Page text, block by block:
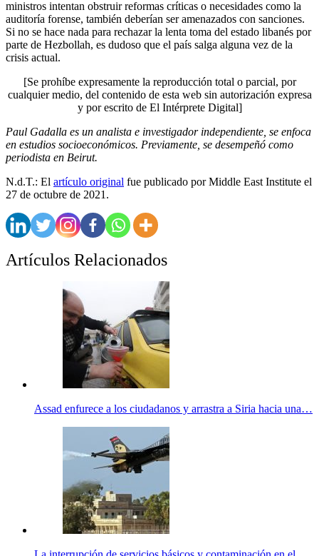
ministros intentan obstruir reformas críticas o necesidades como la
auditoría forense, también deberían ser amenazados con sanciones.
Si no se hace nada para rechazar la lenta toma del estado libanés por
parte de Hezbollah, es dudoso que el país salga alguna vez de la
crisis actual.
[Se prohíbe expresamente la reproducción total o parcial, por
cualquier medio, del contenido de esta web sin autorización expresa
y por escrito de El Intérprete Digital]
Paul Gadalla es un analista e investigador independiente, se enfoca
en estudios socioeconómicos. Previamente, se desempeñó como
periodista en Beirut.
N.d.T.: El artículo original fue publicado por Middle East Institute el
27 de octubre de 2021.
Artículos Relacionados
Assad enfurece a los ciudadanos y arrastra a Siria hacia una…